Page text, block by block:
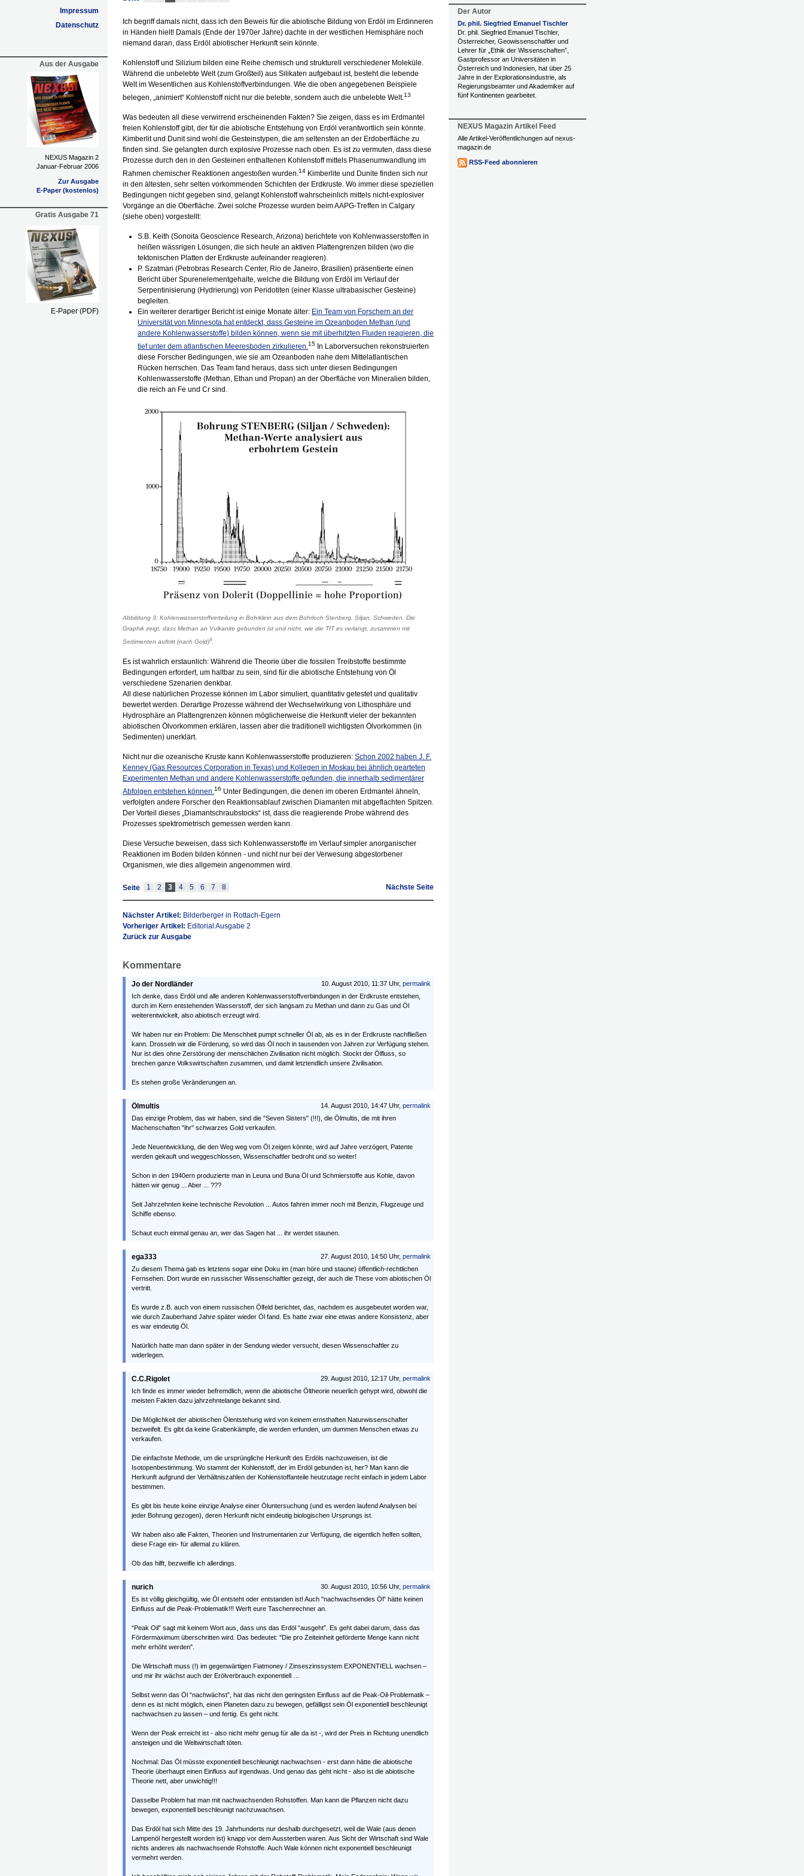
Impressum
Datenschutz
Aus der Ausgabe
NEXUS Magazin 2
Januar-Februar 2006
Zur Ausgabe
E-Paper (kostenlos)
Gratis Ausgabe 71
E-Paper (PDF)
Ich begriff damals nicht, dass ich den Beweis für die abiotische Bildung von Erdöl im Erdinneren
in Händen hielt! Damals (Ende der 1970er Jahre) dachte in der westlichen Hemisphäre noch
niemand daran, dass Erdöl abiotischer Herkunft sein könnte.
Kohlenstoff und Silizium bilden eine Reihe chemisch und strukturell verschiedener Moleküle.
Während die unbelebte Welt (zum Großteil) aus Silikaten aufgebaut ist, besteht die lebende
Welt im Wesentlichen aus Kohlenstoffverbindungen. Wie die oben angegebenen Beispiele
belegen, „animiert“ Kohlenstoff nicht nur die belebte, sondern auch die unbelebte Welt.13
Was bedeuten all diese verwirrend erscheinenden Fakten? Sie zeigen, dass es im Erdmantel
freien Kohlenstoff gibt, der für die abiotische Entstehung von Erdöl verantwortlich sein könnte.
Kimberlit und Dunit sind wohl die Gesteinstypen, die am seltensten an der Erdoberfläche zu
finden sind. Sie gelangten durch explosive Prozesse nach oben. Es ist zu vermuten, dass diese
Prozesse durch den in den Gesteinen enthaltenen Kohlenstoff mittels Phasenumwandlung im
Rahmen chemischer Reaktionen angestoßen wurden.14 Kimberlite und Dunite finden sich nur
in den ältesten, sehr selten vorkommenden Schichten der Erdkruste. Wo immer diese speziellen
Bedingungen nicht gegeben sind, gelangt Kohlenstoff wahrscheinlich mittels nicht-explosiver
Vorgänge an die Oberfläche. Zwei solche Prozesse wurden beim AAPG-Treffen in Calgary
(siehe oben) vorgestellt:
S.B. Keith (Sonoita Geoscience Research, Arizona) berichtete von Kohlenwasserstoffen in
heißen wässrigen Lösungen, die sich heute an aktiven Plattengrenzen bilden (wo die
tektonischen Platten der Erdkruste aufeinander reagieren).
P. Szatmari (Petrobras Research Center, Rio de Janeiro, Brasilien) präsentierte einen
Bericht über Spurenelementgehalte, welche die Bildung von Erdöl im Verlauf der
Serpentinisierung (Hydrierung) von Peridotiten (einer Klasse ultrabasischer Gesteine)
begleiten.
Ein weiterer derartiger Bericht ist einige Monate älter: Ein Team von Forschern an der
Universität von Minnesota hat entdeckt, dass Gesteine im Ozeanboden Methan (und
andere Kohlenwasserstoffe) bilden können, wenn sie mit überhitzten Fluiden reagieren, die
tief unter dem atlantischen Meeresboden zirkulieren.15 In Laborversuchen rekonstruierten
diese Forscher Bedingungen, wie sie am Ozeanboden nahe dem Mittelatlantischen
Rücken herrschen. Das Team fand heraus, dass sich unter diesen Bedingungen
Kohlenwasserstoffe (Methan, Ethan und Propan) an der Oberfläche von Mineralien bilden,
die reich an Fe und Cr sind.
Abbildung 3: Kohlenwasserstoffverteilung in Bohrklein aus dem Bohrloch Stenberg, Siljan, Schweden. Die
Graphik zeigt, dass Methan an Vulkanite gebunden ist und nicht, wie die TfT es verlangt, zusammen mit
Sedimenten auftritt (nach Gold)9.
Es ist wahrlich erstaunlich: Während die Theorie über die fossilen Treibstoffe bestimmte
Bedingungen erfordert, um haltbar zu sein, sind für die abiotische Entstehung von Öl
verschiedene Szenarien denkbar.
All diese natürlichen Prozesse können im Labor simuliert, quantitativ getestet und qualitativ
bewertet werden. Derartige Prozesse während der Wechselwirkung von Lithosphäre und
Hydrosphäre an Plattengrenzen können möglicherweise die Herkunft vieler der bekannten
abiotischen Ölvorkommen erklären, lassen aber die traditionell wichtigsten Ölvorkommen (in
Sedimenten) unerklärt.
Nicht nur die ozeanische Kruste kann Kohlenwasserstoffe produzieren: Schon 2002 haben J. F.
Kenney (Gas Resources Corporation in Texas) und Kollegen in Moskau bei ähnlich gearteten
Experimenten Methan und andere Kohlenwasserstoffe gefunden, die innerhalb sedimentärer
Abfolgen entstehen können.16 Unter Bedingungen, die denen im oberen Erdmantel ähneln,
verfolgten andere Forscher den Reaktionsablauf zwischen Diamanten mit abgeflachten Spitzen.
Der Vorteil dieses „Diamantschraubstocks“ ist, dass die reagierende Probe während des
Prozesses spektrometrisch gemessen werden kann.
Diese Versuche beweisen, dass sich Kohlenwasserstoffe im Verlauf simpler anorganischer
Reaktionen im Boden bilden können - und nicht nur bei der Verwesung abgestorbener
Organismen, wie dies allgemein angenommen wird.
Nächste Seite
Seite 1 2 3 4 5 6 7 8
Nächster Artikel: Bilderberger in Rottach-Egern
Vorheriger Artikel: Editorial Ausgabe 2
Zurück zur Ausgabe
Kommentare
10. August 2010, 11:37 Uhr, permalink
Jo der Nordländer
Ich denke, dass Erdöl und alle anderen Kohlenwasserstoffverbindungen in der Erdkruste entstehen,
durch im Kern entstehenden Wasserstoff, der sich langsam zu Methan und dann zu Gas und Öl
weiterentwickelt, also abiotisch erzeugt wird.
Wir haben nur ein Problem: Die Menschheit pumpt schneller Öl ab, als es in der Erdkruste nachfließen
kann. Drosseln wir die Förderung, so wird das Öl noch in tausenden von Jahren zur Verfügung stehen.
Nur ist dies ohne Zerstörung der menschlichen Zivilisation nicht möglich. Stockt der Ölfluss, so
brechen ganze Volkswirtschaften zusammen, und damit letztendlich unsere Zivilisation.
Es stehen große Veränderungen an.
14. August 2010, 14:47 Uhr, permalink
Ölmultis
Das einzige Problem, das wir haben, sind die "Seven Sisters" (!!!), die Ölmultis, die mit ihren
Machenschaften "ihr" schwarzes Gold verkaufen.
Jede Neuentwicklung, die den Weg weg vom Öl zeigen könnte, wird auf Jahre verzögert, Patente
werden gekauft und weggeschlossen, Wissenschaftler bedroht und so weiter!
Schon in den 1940ern produzierte man in Leuna und Buna Öl und Schmierstoffe aus Kohle, davon
hätten wir genug ... Aber ... ???
Seit Jahrzehnten keine technische Revolution ... Autos fahren immer noch mit Benzin, Flugzeuge und
Schiffe ebenso.
Schaut euch einmal genau an, wer das Sagen hat ... ihr werdet staunen.
27. August 2010, 14:50 Uhr, permalink
ega333
Zu diesem Thema gab es letztens sogar eine Doku im (man höre und staune) öffentlich-rechtlichen
Fernsehen. Dort wurde ein russischer Wissenschaftler gezeigt, der auch die These vom abiotischen Öl
vertritt.
Es wurde z.B. auch von einem russischen Ölfeld berichtet, das, nachdem es ausgebeutet worden war,
wie durch Zauberhand Jahre später wieder Öl fand. Es hatte zwar eine etwas andere Konsistenz, aber
es war eindeutig Öl.
Natürlich hatte man dann später in der Sendung wieder versucht, diesen Wissenschaftler zu
widerlegen.
29. August 2010, 12:17 Uhr, permalink
C.C.Rigolet
Ich finde es immer wieder befremdlich, wenn die abiotische Öltheorie neuerlich gehypt wird, obwohl die
meisten Fakten dazu jahrzehntelange bekannt sind.
Die Möglichkeit der abiotischen Ölentstehung wird von keinem ernsthaften Naturwissenschafter
bezweifelt. Es gibt da keine Grabenkämpfe, die werden erfunden, um dummen Menschen etwas zu
verkaufen.
Die einfachste Methode, um die ursprüngliche Herkunft des Erdöls nachzuweisen, ist die
Isotopenbestimmung. Wo stammt der Kohlenstoff, der im Erdöl gebunden ist, her? Man kann die
Herkunft aufgrund der Verhältniszahlen der Kohlenstoffanteile heutzutage recht einfach in jedem Labor
bestimmen.
Es gibt bis heute keine einzige Analyse einer Öluntersuchung (und es werden laufend Analysen bei
jeder Bohrung gezogen), deren Herkunft nicht eindeutig biologischen Ursprungs ist.
Wir haben also alle Fakten, Theorien und Instrumentarien zur Verfügung, die eigentlich helfen sollten,
diese Frage ein- für allemal zu klären.
Ob das hilft, bezweifle ich allerdings.
30. August 2010, 10:56 Uhr, permalink
nurich
Es ist völlig gleichgültig, wie Öl entsteht oder entstanden ist! Auch "nachwachsendes Öl" hätte keinen
Einfluss auf die Peak-Problematik!!! Werft eure Taschenrechner an.
“Peak Oil” sagt mit keinem Wort aus, dass uns das Erdöl “ausgeht”. Es geht dabei darum, dass das
Fördermaximum überschritten wird. Das bedeutet: "Die pro Zeiteinheit geförderte Menge kann nicht
mehr erhöht werden".
Die Wirtschaft muss (!) im gegenwärtigen Fiatmoney / Zinseszinssystem EXPONENTIELL wachsen –
und mir ihr wächst auch der Erölverbrauch exponentiell …
Selbst wenn das Öl “nachwächst”, hat das nicht den geringsten Einfluss auf die Peak-Oil-Problematik –
denn es ist nicht möglich, einen Planeten dazu zu bewegen, gefälligst sein Öl exponentiell beschleunigt
nachwachsen zu lassen – und fertig. Es geht nicht.
Wenn der Peak erreicht ist - also nicht mehr genug für alle da ist -, wird der Preis in Richtung unendlich
ansteigen und die Weltwirtschaft töten.
Nochmal: Das Öl müsste exponentiell beschleunigt nachwachsen - erst dann hätte die abiotische
Theorie überhaupt einen Einfluss auf irgendwas. Und genau das geht nicht - also ist die abiotische
Theorie nett, aber unwichtig!!!
Dasselbe Problem hat man mit nachwachsenden Rohstoffen. Man kann die Pflanzen nicht dazu
bewegen, exponentiell beschleunigt nachzuwachsen.
Das Erdöl hat sich Mitte des 19. Jahrhunderts nur deshalb durchgesetzt, weil die Wale (aus denen
Lampenöl hergestellt worden ist) knapp vor dem Aussterben waren. Aus Sicht der Wirtschaft sind Wale
nichts anderes als nachwachsende Rohstoffe. Auch Wale können nicht exponentiell beschleunigt
vermehrt werden.
Der Autor
Dr. phil. Siegfried Emanuel Tischler
Dr. phil. Siegfried Emanuel Tischler,
Österreicher, Geowissenschaftler und
Lehrer für „Ethik der Wissenschaften”,
Gastprofessor an Universitäten in
Österreich und Indonesien, hat über 25
Jahre in der Explorationsindustrie, als
Regierungsbeamter und Akademiker auf
fünf Kontinenten gearbeitet.
NEXUS Magazin Artikel Feed
Alle Artikel-Veröffentlichungen auf nexus-
magazin.de
RSS-Feed abonnieren